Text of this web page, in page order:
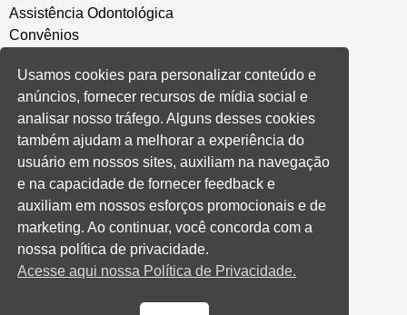
Assistência Odontológica
Convênios
Salão de Festa
Política de Privacidade
CONVENÇÃO COLETIVA E ACORDOS
Convenções Coletivas
Banco do Brasil
Caixa Econômica Federal
Banrisul
Privados
Usamos cookies para personalizar conteúdo e
anúncios, fornecer recursos de mídia social e
analisar nosso tráfego. Alguns desses cookies
também ajudam a melhorar a experiência do
usuário em nossos sites, auxiliam na navegação
e na capacidade de fornecer feedback e
auxiliam em nossos esforços promocionais e de
marketing. Ao continuar, você concorda com a
nossa política de privacidade.
Acesse aqui nossa Política de Privacidade.